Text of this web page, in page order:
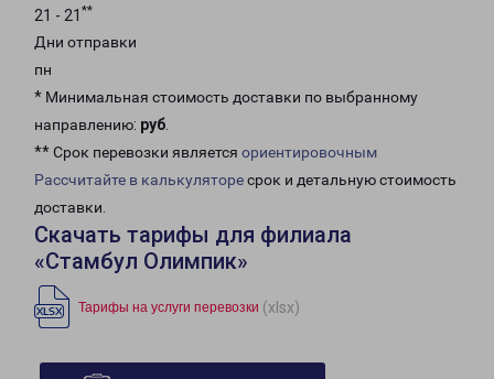
21 - 21 **
Дни отправки
пн
* Минимальная стоимость доставки по выбранному
направлению: руб.
** Срок перевозки является ориентировочным
Рассчитайте в калькуляторесрок и детальную стоимость
доставки.
Скачать тарифы для филиала
«Стамбул Олимпик»
Тарифы на услуги перевозки (xlsx)